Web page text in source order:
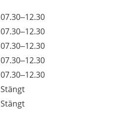
07.30–12.30
07.30–12.30
07.30–12.30
07.30–12.30
07.30–12.30
Stängt
Stängt